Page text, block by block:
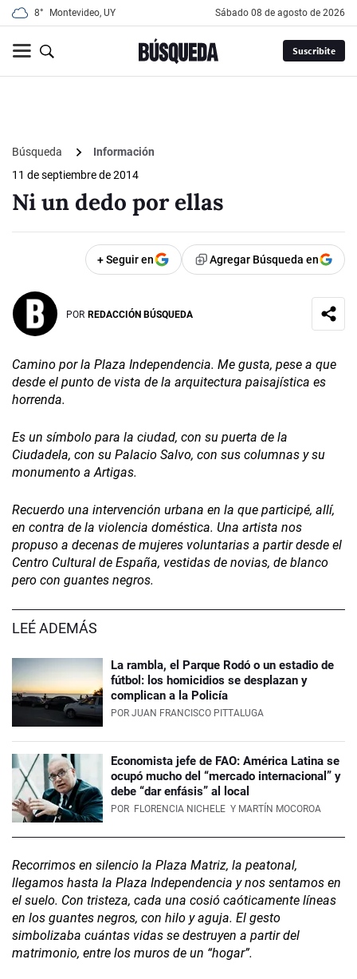
8° Montevideo, UY sábado 08 de agosto de 2026
Suscribite
Búsqueda
Información
11 de septiembre de 2014
Ni un dedo por ellas
+ Seguir en Agregar Búsqueda en
POR REDACCIÓN BÚSQUEDA
Camino por la Plaza Independencia. Me gusta, pese a que
desde el punto de vista de la arquitectura paisajística es
horrenda.
Es un símbolo para la ciudad, con su puerta de la
Ciudadela, con su Palacio Salvo, con sus columnas y su
monumento a Artigas.
Recuerdo una intervención urbana en la que participé, allí,
en contra de la violencia doméstica. Una artista nos
propuso a decenas de mujeres voluntarias a partir desde el
Centro Cultural de España, vestidas de novias, de blanco
pero con guantes negros.
LEÉ ADEMÁS
La rambla, el Parque Rodó o un estadio de
fútbol: los homicidios se desplazan y
complican a la Policía
POR JUAN FRANCISCO PITTALUGA
Economista jefe de FAO: América Latina se
ocupó mucho del “mercado internacional” y
debe “dar enfásis” al local
POR FLORENCIA NICHELE Y MARTÍN MOCOROA
Recorrimos en silencio la Plaza Matriz, la peatonal,
llegamos hasta la Plaza Independencia y nos sentamos en
el suelo. Con tristeza, cada una cosió caóticamente líneas
en los guantes negros, con hilo y aguja. El gesto
simbolizaba cuántas vidas se destruyen a partir del
matrimonio, entre los muros de un “hogar”.